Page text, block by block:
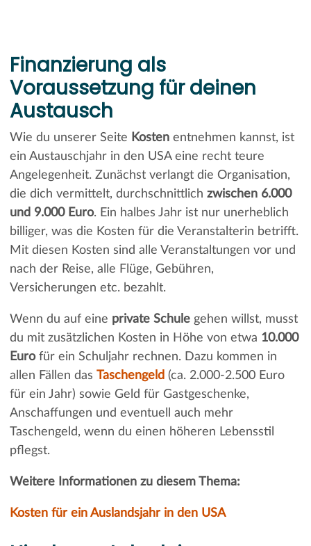
Finanzierung als
Voraussetzung für deinen
Austausch
Wie du unserer Seite Kostenentnehmen kannst, ist
ein Austauschjahr in den USA eine recht teure
Angelegenheit. Zunächst verlangt die Organisation,
die dich vermittelt, durchschnittlich zwischen 6.000
und 9.000 Euro. Ein halbes Jahr ist nur unerheblich
billiger, was die Kosten für die Veranstalterin betrifft.
Mit diesen Kosten sind alle Veranstaltungen vor und
nach der Reise, alle Flüge, Gebühren,
Versicherungen etc. bezahlt.
Wenn du auf eine private Schulegehen willst, musst
du mit zusätzlichen Kosten in Höhe von etwa 10.000
Eurofür ein Schuljahr rechnen. Dazu kommen in
allen Fällen das Taschengeld (ca. 2.000-2.500 Euro
für ein Jahr) sowie Geld für Gastgeschenke,
Anschaffungen und eventuell auch mehr
Taschengeld, wenn du einen höheren Lebensstil
pflegst.
Weitere Informationen zu diesem Thema:
Kosten für ein Auslandsjahr in den USA